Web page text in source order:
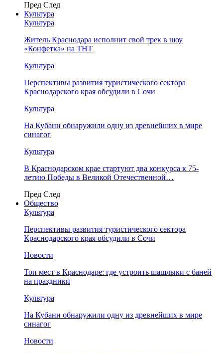
Пред След
Культура
Культура
Житель Краснодара исполнит свой трек в шоу
«Конфетка» на ТНТ
Культура
Перспективы развития туристического сектора
Краснодарского края обсудили в Сочи
Культура
На Кубани обнаружили одну из древнейших в мире
синагог
Культура
В Краснодарском крае стартуют два конкурса к 75-
летию Победы в Великой Отечественной…
Пред След
Общество
Культура
Перспективы развития туристического сектора
Краснодарского края обсудили в Сочи
Новости
Топ мест в Краснодаре: где устроить шашлыки с баней
на праздники
Культура
На Кубани обнаружили одну из древнейших в мире
синагог
Новости